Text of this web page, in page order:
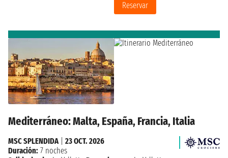
Reservar
Mediterráneo: Malta, España, Francia, Italia
MSC SPLENDIDA
23 OCT. 2026
Duración: 7 noches